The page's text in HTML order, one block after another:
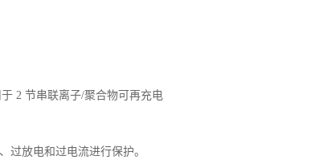
2 节串联离子/聚合物可再充电
过放电和过电流进行保护。